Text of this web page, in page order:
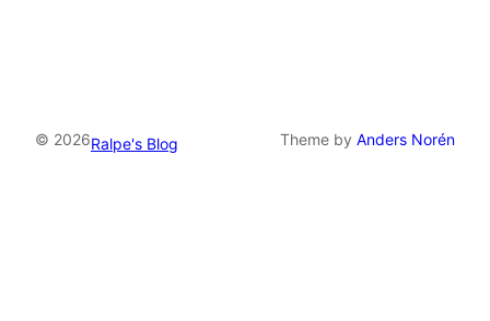
© 2026Ralpe's Blog Theme by Anders Norén